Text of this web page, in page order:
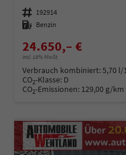
Fahrzeugnummer 192914
Kraftstoff Benzin
24.650,– €
incl. 19% MwSt.
Verbrauch kombiniert:5,70 l/
CO2-Klasse: D
CO2-Emissionen: 129,00 g/km